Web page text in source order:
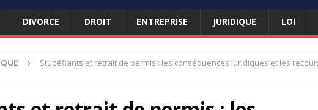
DIVORCE DROIT ENTREPRISE JURIDIQUE LOI
Stupéfiants et retrait de permis : les conséquences juridiques et les